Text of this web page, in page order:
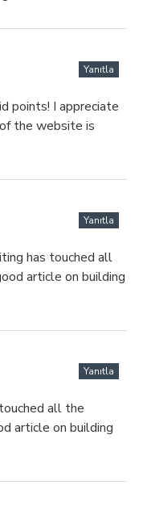
Yanıtla
points! I appreciate
the website is
Yanıtla
has touched all
article on building
Yanıtla
all the
article on building